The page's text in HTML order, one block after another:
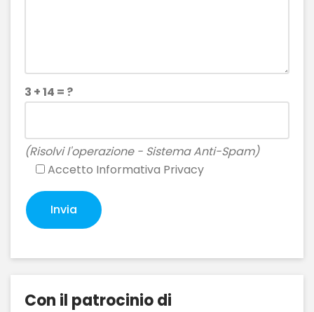
3 + 14 = ?
(Risolvi l'operazione - Sistema Anti-Spam)
Accetto Informativa Privacy
Con il patrocinio di